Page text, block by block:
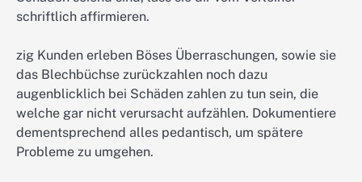
schriftlich affirmieren.
zig Kunden erleben Böses Überraschungen, sowie sie
das Blechbüchse zurückzahlen noch dazu
augenblicklich bei Schäden zahlen zu tun sein, die
welche gar nicht verursacht aufzählen. Dokumentiere
dementsprechend alles pedantisch, um spätere
Probleme zu umgehen.